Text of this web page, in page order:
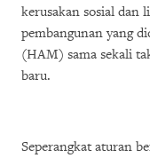
kerusakan sosial dan
pembangunan yang
(HAM) sama sekali
baru.
Seperangkat aturan